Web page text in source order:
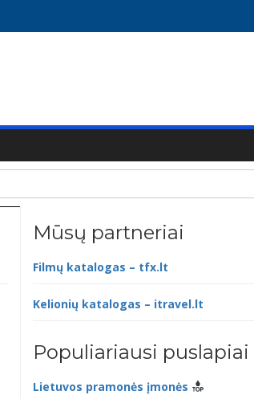
Mūsų partneriai
Filmų katalogas – tfx.lt
Kelionių katalogas – itravel.lt
Populiariausi puslapiai
Lietuvos pramonės įmonės